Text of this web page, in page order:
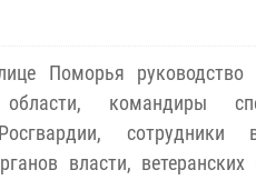
Поморья руководство
области, командиры
сотрудники
власти,